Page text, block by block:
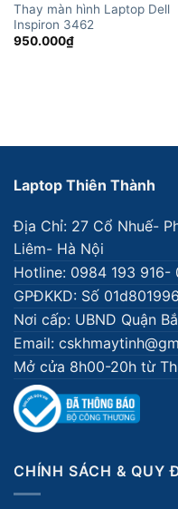
Thay màn hình Laptop Dell
Inspiron 3462
950.000₫
Laptop Thiên Thành
Địa Chỉ: 27 Cổ Nhuế-
Liêm- Hà Nội
Hotline: 0984 193
GPĐKKD: Số
Nơi cấp: UBND Quận
Email:
Mở cửa 8h00-20h từ
CHÍNH SÁCH & QUY